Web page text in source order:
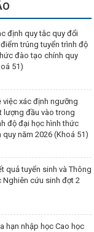
định quy tắc quy đổi
trúng tuyển trình độ
đào tạo chính quy
51)
việc xác định ngưỡng
lượng đầu vào trong
độ đại học hình thức
năm 2026 (Khoá 51)
quả tuyển sinh và Thông
Nghiên cứu sinh đợt 2
hạn nhập học Cao học